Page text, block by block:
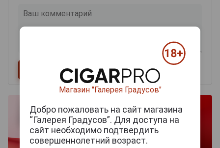
Магазин "Галерея Градусов"
Добро пожаловать на сайт магазина
“Галерея Градусов”. Для доступа на
сайт необходимо подтвердить
совершеннолетний возраст.